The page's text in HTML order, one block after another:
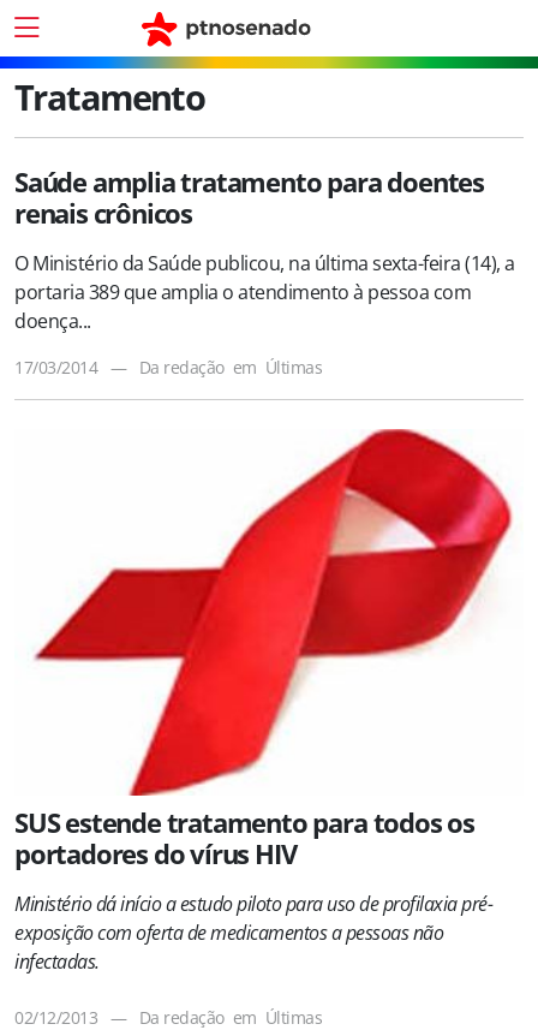
Tratamento
Saúde amplia tratamento para doentes
renais crônicos
O Ministério da Saúde publicou, na última sexta-feira (14), a
portaria 389 que amplia o atendimento à pessoa com
doença...
17/03/2014 — Da redação em Últimas
SUS estende tratamento para todos os
portadores do vírus HIV
Ministério dá início a estudo piloto para uso de profilaxia pré-
exposição com oferta de medicamentos a pessoas não
infectadas.
02/12/2013 — Da redação em Últimas